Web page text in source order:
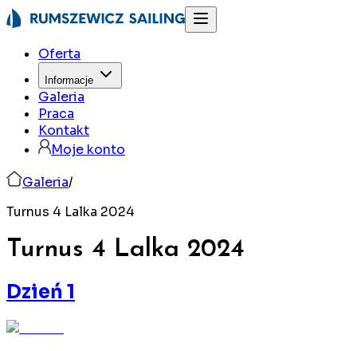
Oferta
Informacje
Galeria
Praca
Kontakt
Moje konto
Galeria/
Turnus 4 Lalka 2024
Turnus 4 Lalka 2024
Dzień 1